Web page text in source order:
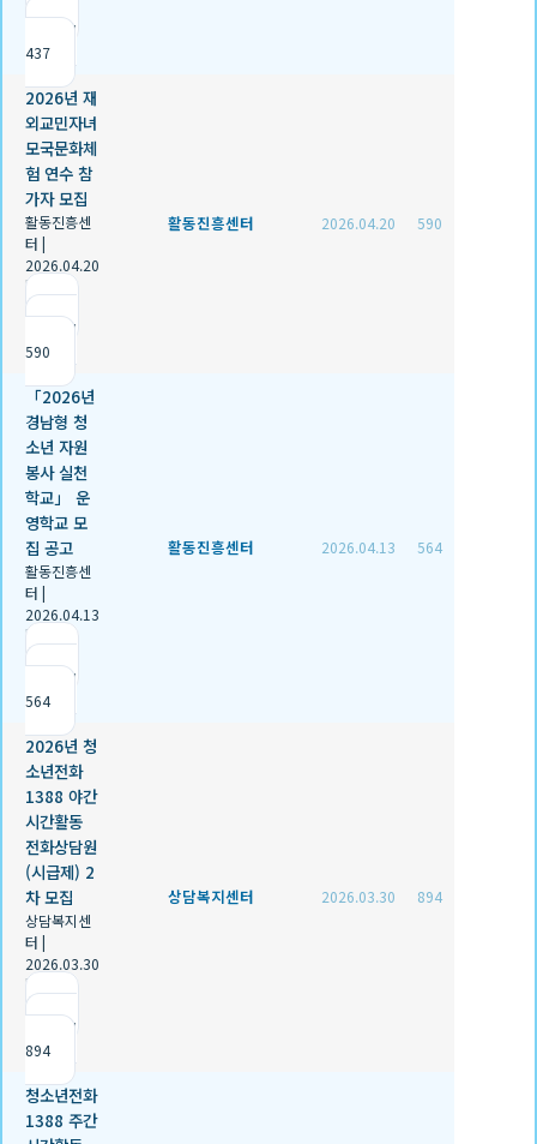
조회
437
2026년 재
외교민자녀
모국문화체
험 연수 참
가자 모집
활동진흥센
터 |
2026.04.20
|
조회
590
활동진흥센터 2026.04.20 590
「2026년
경남형 청
소년 자원
봉사 실천
학교」 운
영학교 모
집 공고
활동진흥센
터 |
2026.04.13
|
조회
564
활동진흥센터 2026.04.13 564
2026년 청
소년전화
1388 야간
시간활동
전화상담원
(시급제) 2
차 모집
상담복지센
터 |
2026.03.30
|
조회
894
상담복지센터 2026.03.30 894
청소년전화
1388 주간